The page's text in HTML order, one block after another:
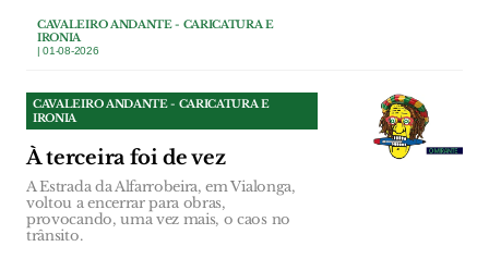
CAVALEIRO ANDANTE - CARICATURA E
IRONIA
| 01-08-2026
CAVALEIRO ANDANTE - CARICATURA E
IRONIA
À terceira foi de vez
A Estrada da Alfarrobeira, em Vialonga,
voltou a encerrar para obras,
provocando, uma vez mais, o caos no
trânsito.